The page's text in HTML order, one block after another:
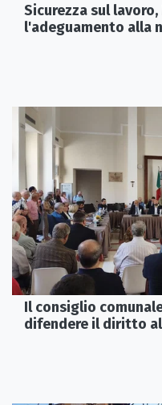
Sicurezza sul
l'adeguamento alla
Il consiglio
difendere il diritto